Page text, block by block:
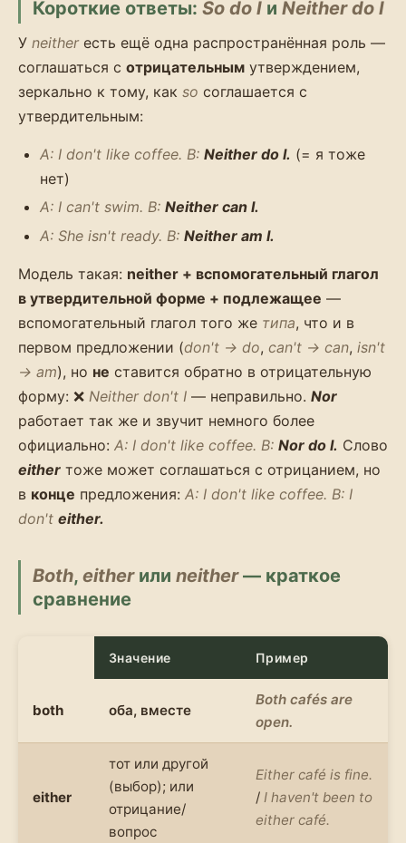
Короткие ответы: So do Iи Neither do I
У neitherесть ещё одна распространённая роль —
соглашаться с отрицательным утверждением,
зеркально к тому, как so соглашается с
утвердительным:
A: I don't like coffee. B: Neither do I. (= я тоже
нет)
A: I can't swim. B: Neither can I.
A: She isn't ready. B: Neither am I.
Модель такая: neither + вспомогательный глагол
в утвердительной форме + подлежащее —
вспомогательный глагол того же типа, что и в
первом предложении (don't → do, can't → can, isn't
→ am), но не ставится обратно в отрицательную
форму: ❌ Neither don't I — неправильно. Nor
работает так же и звучит немного более
официально: A: I don't like coffee. B: Nor do I. Слово
either тоже может соглашаться с отрицанием, но
в конце предложения: A: I don't like coffee. B: I
don't either.
Both, eitherили neither— краткое
сравнение
Значение Пример
both оба, вместе
Both cafés are
open.
either
тот или другой
(выбор); или
отрицание/
вопрос
Either café is fine.
/ I haven't been to
either café.